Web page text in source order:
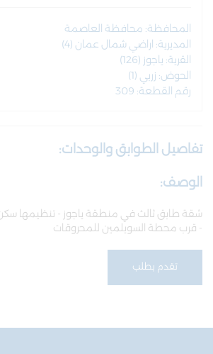
المحافظة: محافظة العاصمة
المديرية: اراضي شمال عمان (4)
القرية: ياجوز (126)
الحوض: زربي (1)
رقم القطعة: 309
تفاصيل الطوابق والوحدات:
الوصف:
- قرب محطة السويلمين للمحروقات
تقدم بطلب